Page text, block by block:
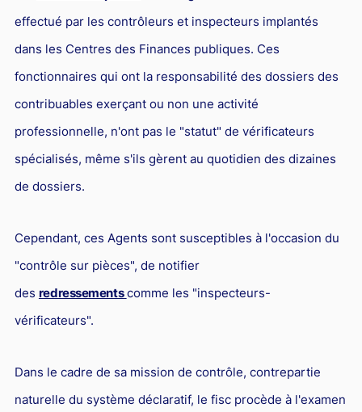
Droit et Fiscalité du marché de l'Art
Responsabilité Sociétale des Entreprises (R.S.E)
Hôtellerie et restauration
Procédures et tribunaux
Contentieux cession d’entreprise
Énergie
Droit bancaire
Jurisprudences et actualités
effectué par les contrôleurs et inspecteurs implantés
dans les Centres des Finances publiques. Ces
fonctionnaires qui ont la responsabilité des dossiers des
contribuables exerçant ou non une activité
professionnelle, n'ont pas le "statut" de vérificateurs
spécialisés, même s'ils gèrent au quotidien des dizaines
de dossiers.
Cependant, ces Agents sont susceptibles à l'occasion du
"contrôle sur pièces", de notifier
des redressements comme les "inspecteurs-
vérificateurs".
Dans le cadre de sa mission de contrôle, contrepartie
naturelle du système déclaratif, le fisc procède à l'examen